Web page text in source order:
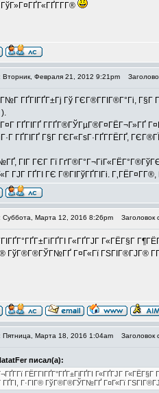
ГўГ»Г¤ГҐГ«ГҐГ­Г­Г®
Вторник, Февраля 21, 2012 9:21pm
ГҐГІГҐГ±Гј Гў ГЄГ®Г­ГІГ®Г°Гі, Г§Г
).
ГҐГІГҐ Г­ГҐГ®ГЎГµГ®Г¤ГЁГ¬Г»ГҐ
ГҐГІГҐ Г§Г ГЄГ«ГѕГ·ГҐГ­ГЁГҐ,
ГІГ ГЄГ Гї
ГЈГ ГҐГІ ГЄ Г®ГІГўГҐГІГі.
Суббота, Марта 12, 2016 8:26pm Заголовок
Г«ГҐГЈГ Г«ГЁГ§Г
ГўГ®Г®ГЎГ№ГҐ Г¤Г«Гї ГЅГІГ®ГЈГ®
Пятница, Марта 18, 2016 1:04am Заголовок
писал(а):
ГЁГ­ГІГҐГ°ГҐГ±ГіГҐГІ Г«ГҐГЈГ
ГҐГІ, Г·ГІГ® ГўГ®Г®ГЎГ№ГҐ Г¤Г«Гї